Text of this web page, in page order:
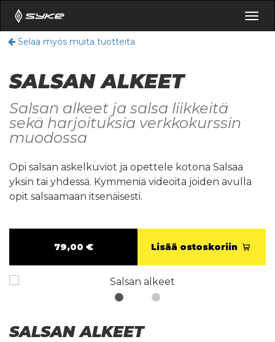
Selaa myös muita tuotteita
SALSAN ALKEET
Salsan alkeet ja salsa liikkeitä
sekä harjoituksia verkkokurssin
muodossa
Opi salsan askelkuviot ja opettele kotona Salsaa
yksin tai yhdessä. Kymmeniä videoita joiden avulla
opit salsaamaan itsenäisesti.
79,00 € Lisää ostoskoriin
SALSAN ALKEET